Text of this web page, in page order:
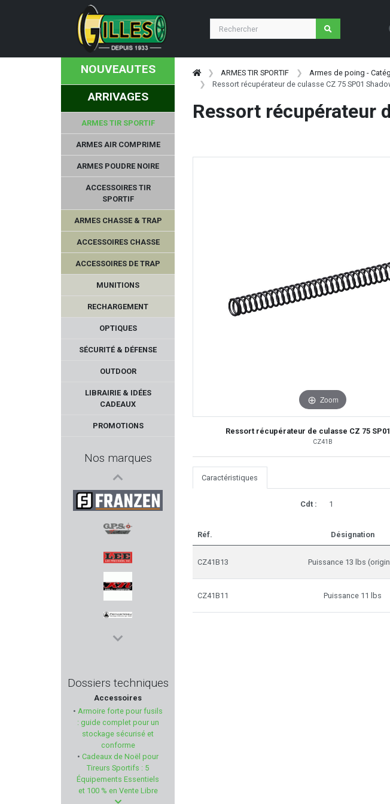
NOUVEAUTES
ARRIVAGES
ARMES TIR SPORTIF
ARMES AIR COMPRIME
ARMES POUDRE NOIRE
ACCESSOIRES TIR
SPORTIF
ARMES CHASSE & TRAP
ACCESSOIRES CHASSE
ACCESSOIRES DE TRAP
MUNITIONS
RECHARGEMENT
OPTIQUES
SÉCURITÉ & DÉFENSE
OUTDOOR
LIBRAIRIE & IDÉES
CADEAUX
PROMOTIONS
Nos marques
DAVIDE PEDERSOLI & C.
FRANZEN
GPS TACTICAL
LEE PRECISION
KARL NILL
FEINWERKBAU
NUPROL
VERCAR
MIROKU
NEXTORCH
Dossiers techniques
Accessoires
• Armoire forte pour fusils
: guide complet pour un
stockage sécurisé et
conforme
• Cadeaux de Noël pour
Tireurs Sportifs : 5
Équipements Essentiels
et 100 % en Vente Libre
ARMES TIR SPORTIF Armes de poing -
Ressort récupérateur de culasse CZ 75 SP01
Ressort récupérateur
Zoom
Ressort récupérateur de culasse CZ 75
CZ41B
Caractéristiques
Cdt : 1
Réf. Désignation
CZ41B13 Puissance 13 lbs
CZ41B11 Puissance 11 lbs